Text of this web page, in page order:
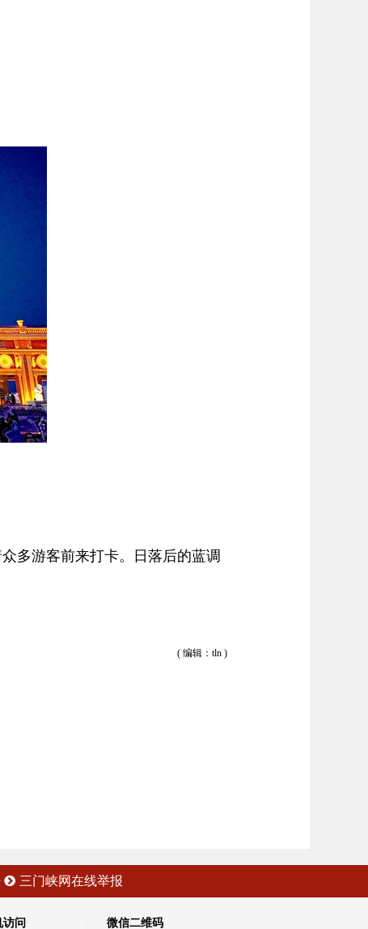
多游客前来打卡。日落后的蓝调
( 编辑：tln )
三门峡网在线举报
访问 微信二维码